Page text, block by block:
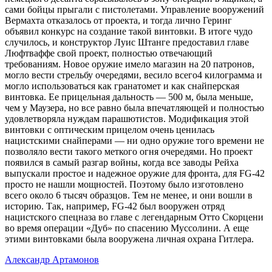
сами бойцы прыгали с пистолетами. Управление вооружений
Вермахта отказалось от проекта, и тогда лично Геринг
объявил конкурс на создание такой винтовки. В итоге чудо
случилось, и конструктор Луис Штанге предоставил главе
Люфтваффе свой проект, полностью отвечающий
требованиям. Новое оружие имело магазин на 20 патронов,
могло вести стрельбу очередями, весило всего4 килограмма и
могло использоваться как гранатомет и как снайперская
винтовка. Ее прицельная дальность — 500 м, была меньше,
чем у Маузера, но все равно была впечатляющей и полностью
удовлетворяла нуждам парашютистов. Модификация этой
винтовки с оптическим прицелом очень ценилась
нацистскими снайперами — ни одно оружие того времени не
позволяло вести такого меткого огня очередями. Но проект
появился в самый разгар войны, когда все заводы Рейха
выпускали простое и надежное оружие для фронта, для FG-42
просто не нашли мощностей. Поэтому было изготовлено
всего около 6 тысяч образцов. Тем не менее, и они вошли в
историю. Так, например, FG-42 был вооружен отряд
нацистского спецназа во главе с легендарным Отто Скорцени
во время операции «Дуб» по спасению Муссолини. А еще
этими винтовками была вооружена личная охрана Гитлера.
Александр Артамонов